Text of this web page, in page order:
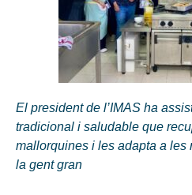
El president de l’IMAS ha
tradicional i saludable que
mallorquines i les adapta a les
la gent gran